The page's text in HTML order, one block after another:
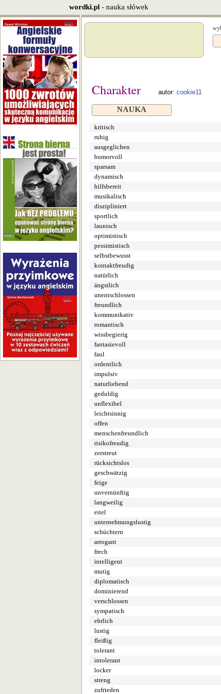
wordki.pl - nauka słówek
Charakter autor: cookie11
NAUKA
kritisch
ruhig
ausgeglichen
humorvoll
sparsam
dynamisch
hilfsbereit
musikalisch
diszipliniert
sportlich
launisch
optimistisch
pessimistisch
selbstbewusst
kontaktfreudig
natürlich
ängstlich
unentschlossen
freundlich
kommunikativ
romantisch
wissbegierig
fantasievoll
faul
ordentlich
impulsiv
naturliebend
geduldig
unflexibel
leichtsinnig
offen
menschenfreundlich
risikofreudig
zerstreut
rücksichtslos
geschwätzig
feige
unvernünftig
langweilig
eitel
unternehmungslustig
schüchtern
arrogant
frech
intelligent
mutig
diplomatisch
dominierend
verschlossen
sympatisch
ehrlich
lustig
fleißig
tolerant
intolerant
locker
streng
zufrieden